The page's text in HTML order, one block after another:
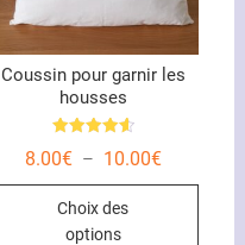
Coussin pour garnir les
housses
4.67
8.00€ – 10.00€Plage
prix :
Choix des
options
Ce